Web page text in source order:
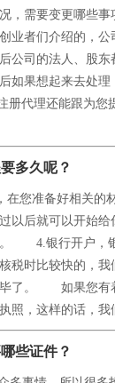
，需要变更哪些
业者们介绍的，
公司的法人、股
如果想起来去处理
代理还能跟为您提
多久呢？
您准备好相关的材
以后就可以开始
。 4.银行开户，
税时比较快的，
毕了。 如果您有
照，这样的话，我
些证件？